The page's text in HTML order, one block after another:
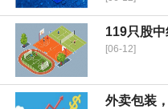
119只股
[06-12]
外卖包装